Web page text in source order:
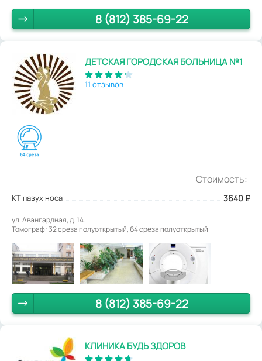
8 (812) 385-69-22
ДЕТСКАЯ ГОРОДСКАЯ БОЛЬНИЦА №1
11 отзывов
Стоимость:
КТ пазух носа 3640 ₽
ул. Авангардная, д. 14.
Томограф: 32 среза полуоткрытый, 64 среза полуоткрытый
8 (812) 385-69-22
КЛИНИКА БУДЬ ЗДОРОВ